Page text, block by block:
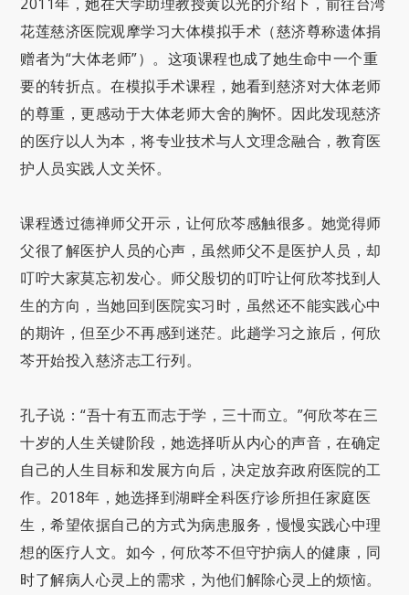
花莲慈济医院观摩学习大体模拟手术（慈济尊称遗体捐
赠者为“大体老师”）。这项课程也成了她生命中一个重
要的转折点。在模拟手术课程，她看到慈济对大体老师
的尊重，更感动于大体老师大舍的胸怀。因此发现慈济
的医疗以人为本，将专业技术与人文理念融合，教育医
护人员实践人文关怀。
课程透过德禅师父开示，让何欣芩感触很多。她觉得师
父很了解医护人员的心声，虽然师父不是医护人员，却
叮咛大家莫忘初发心。师父殷切的叮咛让何欣芩找到人
生的方向，当她回到医院实习时，虽然还不能实践心中
的期许，但至少不再感到迷茫。此趟学习之旅后，何欣
芩开始投入慈济志工行列。
孔子说：“吾十有五而志于学，三十而立。”何欣芩在三
十岁的人生关键阶段，她选择听从内心的声音，在确定
自己的人生目标和发展方向后，决定放弃政府医院的工
作。2018年，她选择到湖畔全科医疗诊所担任家庭医
生，希望依据自己的方式为病患服务，慢慢实践心中理
想的医疗人文。如今，何欣芩不但守护病人的健康，同
时了解病人心灵上的需求，为他们解除心灵上的烦恼。